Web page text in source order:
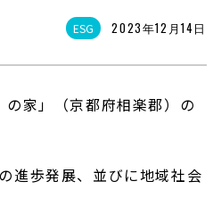
ESG 2023年12月14日
家」（京都府相楽郡）の
進歩発展、並びに地域社会